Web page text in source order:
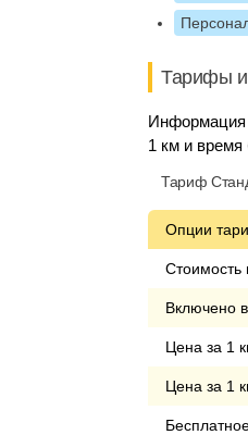
Тарифы и
Информация
1 км и время
Тариф
Опции
Стоимость
Включено
Цена за 1
Цена за 1